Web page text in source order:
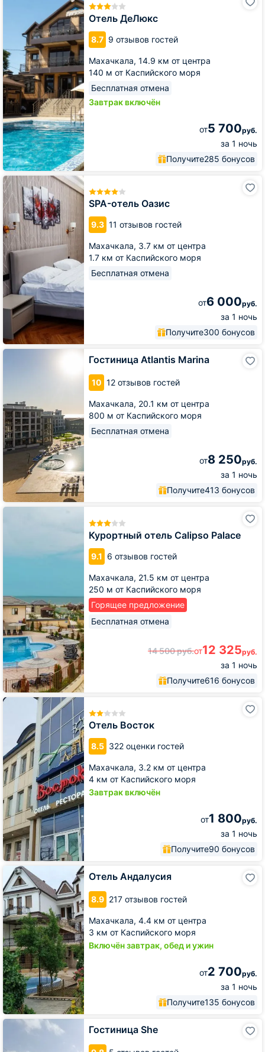
Отель ДеЛюкс
8.7 9 отзывов гостей
Махачкала, 14.9 км от центра
140 м от Каспийского моря
Бесплатная отмена
Завтрак включён
от5 700руб.
за 1 ночь
Получите285 бонусов
SPA-отель Оазис
9.3 11 отзывов гостей
Махачкала, 3.7 км от центра
1.7 км от Каспийского моря
Бесплатная отмена
от6 000руб.
за 1 ночь
Получите300 бонусов
SPA-
отель
Оазис
Гостиница Atlantis Marina
10 12 отзывов гостей
Махачкала, 20.1 км от центра
800 м от Каспийского моря
Бесплатная отмена
от8 250руб.
за 1 ночь
Получите413 бонусов
Гостиница
Курортный отель Calipso Palace
9.1 6 отзывов гостей
Махачкала, 21.5 км от центра
250 м от Каспийского моря
Горящее предложение
Бесплатная отмена
14 500руб.от12 325руб.
за 1 ночь
Получите616 бонусов
Курортный
Отель Восток
8.5 322 оценки гостей
Махачкала, 3.2 км от центра
4 км от Каспийского моря
Завтрак включён
от1 800руб.
за 1 ночь
Получите90 бонусов
Отель
Отель Андалусия
8.9 217 отзывов гостей
Махачкала, 4.4 км от центра
3 км от Каспийского моря
Включён завтрак, обед и ужин
от2 700руб.
за 1 ночь
Получите135 бонусов
Отель
Андалусия
Гостиница She
Гостиница